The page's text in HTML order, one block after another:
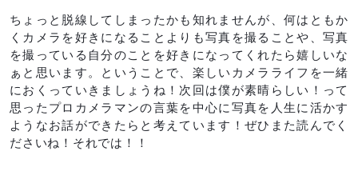
ちょっと脱線してしまったかも知れませんが、何はともか
くカメラを好きになることよりも写真を撮ることや、写真
を撮っている自分のことを好きになってくれたら嬉しいな
ぁと思います。ということで、楽しいカメラライフを一緒
におくっていきましょうね！次回は僕が素晴らしい！って
思ったプロカメラマンの言葉を中心に写真を人生に活かす
ようなお話ができたらと考えています！ぜひまた読んでく
ださいね！それでは！！